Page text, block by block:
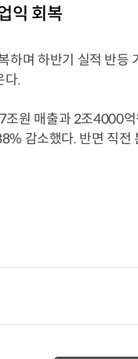
익 회복
하며 하반기 실적 반등
다.
원 매출과 2조4000
감소했다. 반면 직